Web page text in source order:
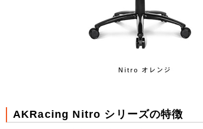
AKRacing Nitro シリーズの特徴